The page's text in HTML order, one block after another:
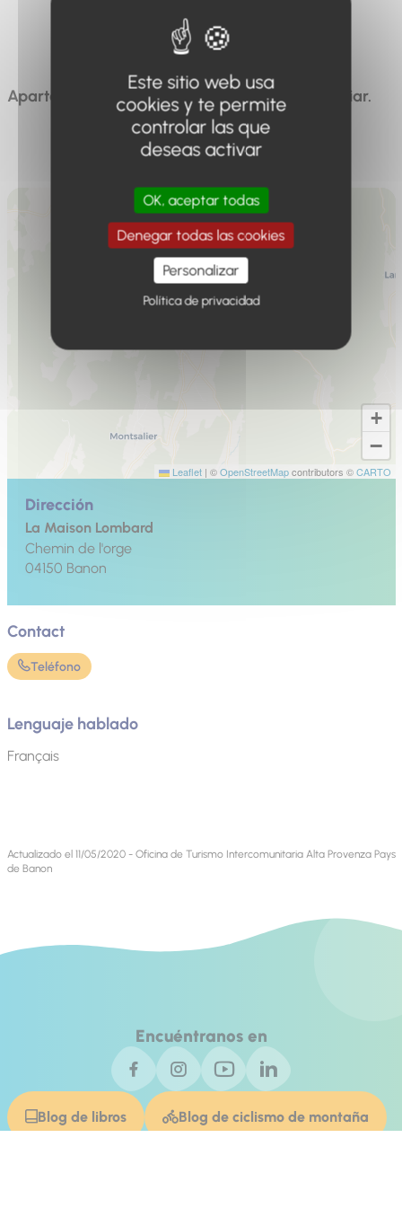
Capacidad máxima.
personas 6
Apartamento reformado en una vivienda familiar.
+
−
Leaflet | ©OpenStreetMapcontributors ©CARTO
Dirección
La Maison Lombard
Chemin de l'orge
04150 Banon
Contact
Teléfono
Lenguaje hablado
Français
Actualizado el 11/05/2020 - Oficina de Turismo Intercomunitaria Alta Provenza Pays
de Banon
Encuéntranos en
Blog de libros Blog de ciclismo de montaña
Este sitio web usa
cookies y te permite
controlar las que
deseas activar
OK, aceptar todas
Denegar todas las cookies
Personalizar
Política de privacidad